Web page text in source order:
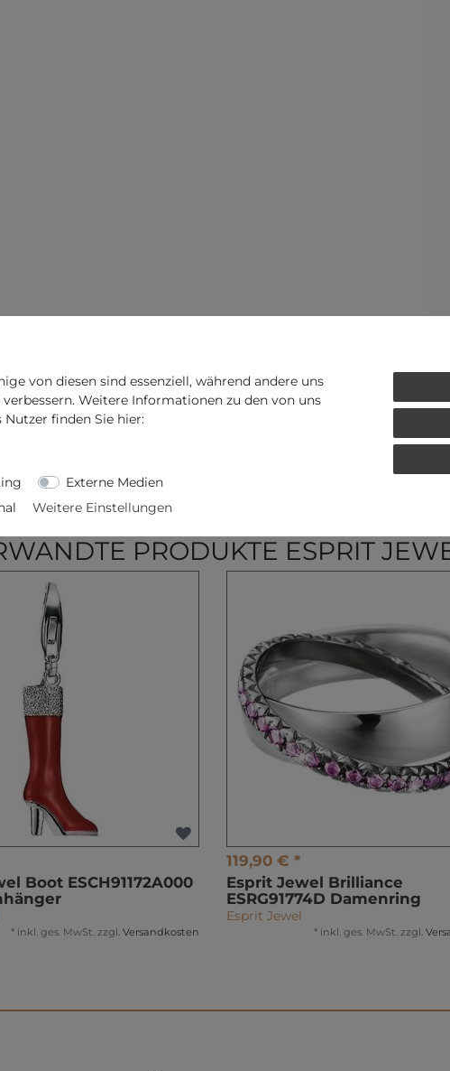
PRODUKTE ESPRIT
Boot ESCH91172A000
* inkl. ges. MwSt. zzgl. Versandkosten
119,90 € *
Esprit Jewel Brilliance
ESRG91774D Damenring
Esprit Jewel
* inkl. ges. MwSt. zzgl.
von diesen sind essenziell, während andere uns
Weitere Informationen zu den von uns
finden Sie hier:
Externe Medien
Weitere Einstellungen